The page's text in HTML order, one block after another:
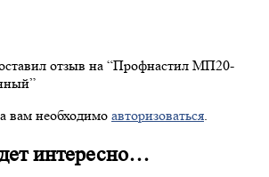
отзыв на “Профнастил МП20-
вам необходимо авторизоваться
интересно…